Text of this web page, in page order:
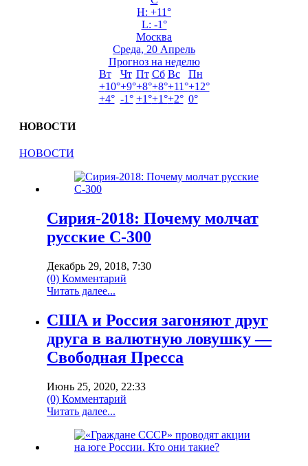
H: +11°
L: -1°
Москва
Среда, 20 Апрель
Прогноз на неделю
Вт
Чт Пт Сб Вс
Пн
+10°+9°+8°+8°+11°+12°
+4° -1° +1°+1°+2° 0°
НОВОСТИ
НОВОСТИ
Сирия-2018: Почему молчат
русские С-300
Декабрь 29, 2018, 7:30
(0) Комментарий
Читать далее...
США и Россия загоняют друг
друга в валютную ловушку —
Свободная Пресса
Июнь 25, 2020, 22:33
(0) Комментарий
Читать далее...